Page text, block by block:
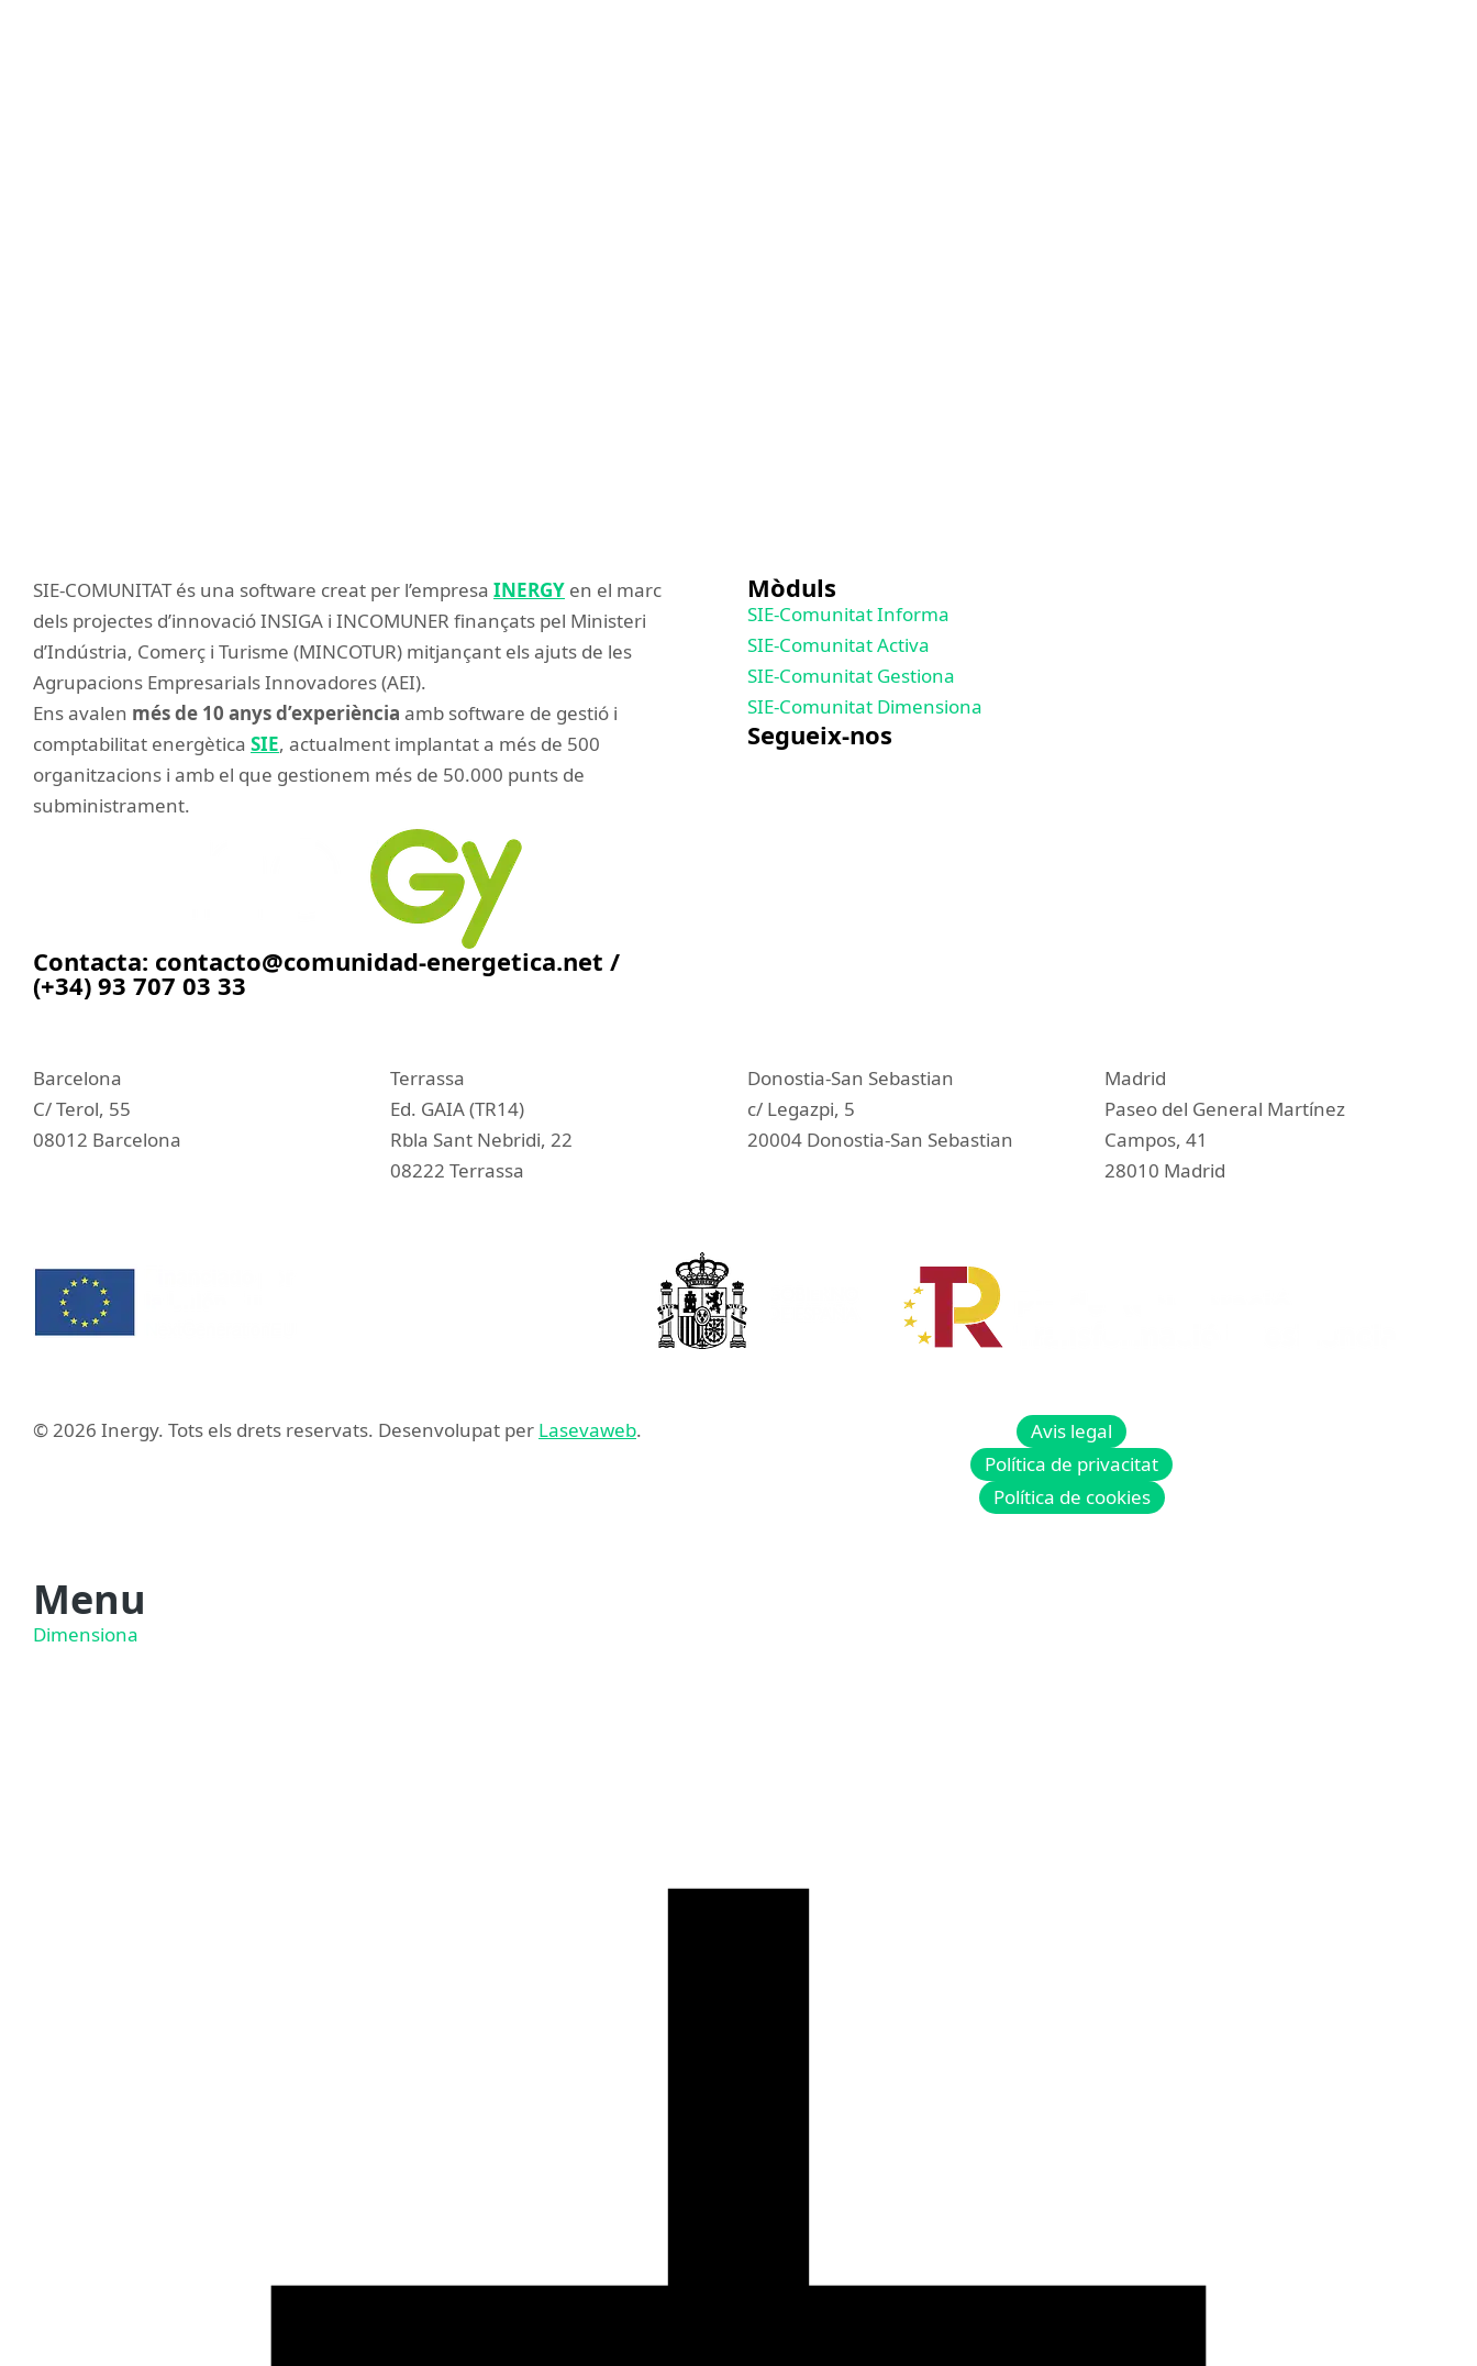
SIE-COMUNITAT és una software creat per l’empresa INERGY en el marc
dels projectes d’innovació INSIGA i INCOMUNER finançats pel Ministeri
d’Indústria, Comerç i Turisme (MINCOTUR) mitjançant els ajuts de les
Agrupacions Empresarials Innovadores (AEI).
Ens avalen més de 10 anys d’experiència amb software de gestió i
comptabilitat energètica SIE, actualment implantat a més de 500
organitzacions i amb el que gestionem més de 50.000 punts de
subministrament.
Contacta: contacto@comunidad-energetica.net /
(+34) 93 707 03 33
Mòduls
SIE-Comunitat Informa
SIE-Comunitat Activa
SIE-Comunitat Gestiona
SIE-Comunitat Dimensiona
Segueix-nos
Barcelona
C/ Terol, 55
08012 Barcelona
Terrassa
Ed. GAIA (TR14)
Rbla Sant Nebridi, 22
08222 Terrassa
Donostia-San Sebastian
c/ Legazpi, 5
20004 Donostia-San Sebastian
Madrid
Paseo del General Martínez
Campos, 41
28010 Madrid
© 2026 Inergy. Tots els drets reservats. Desenvolupat per Lasevaweb.
Avis legal
Política de privacitat
Política de cookies
Menu
Dimensiona